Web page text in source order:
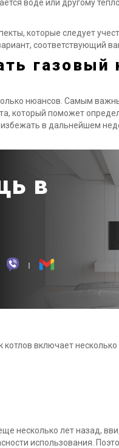
воде или другому
которые следует
соответствующий
газовый
нюансов. Самым
который поможет
в дальнейшем
в
включает несколько
несколько лет назад,
использования.